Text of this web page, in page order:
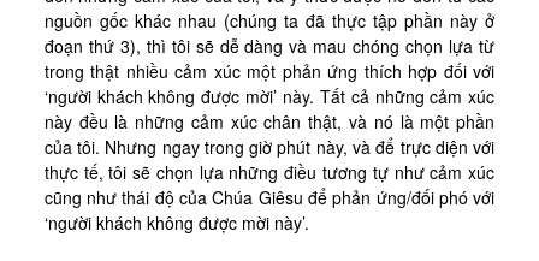
Linh Thao Trong Cuộc Sống
nguồn gốc khác nhau (chúng ta đã thực tập phần này ở
đoạn thứ 3), thì tôi sẽ dễ dàng và mau chóng chọn lựa từ
trong thật nhiều cảm xúc một phản ứng thích hợp đối với
‘người khách không được mời’ này. Tất cả những cảm xúc
này đều là những cảm xúc chân thật, và nó là một phần
của tôi. Nhưng ngay trong giờ phút này, và để trực diện với
thực tế, tôi sẽ chọn lựa những điều tương tự như cảm xúc
cũng như thái độ của Chúa Giêsu để phản ứng/đối phó với
‘người khách không được mời này’.